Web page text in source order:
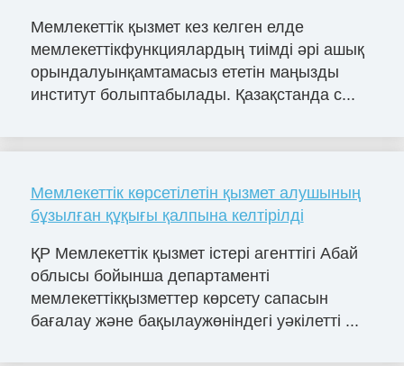
Мемлекеттік қызмет кез келген елде
мемлекеттікфункциялардың тиімді әрі ашық
орындалуынқамтамасыз ететін маңызды
институт болыптабылады. Қазақстанда с...
Мемлекеттік көрсетілетін қызмет алушының
бұзылған құқығы қалпына келтірілді
ҚР Мемлекеттік қызмет істері агенттігі Абай
облысы бойынша департаменті
мемлекеттікқызметтер көрсету сапасын
бағалау және бақылаужөніндегі уәкілетті ...